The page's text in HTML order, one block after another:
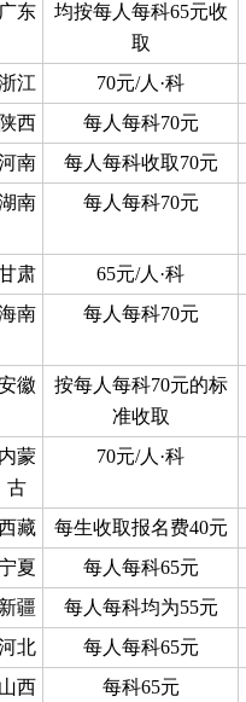
广东
均按每人每科65元收
取
江 70元/人·科
陕西
每人每科70元
南
每人每科收取70元
南
每人每科70元
肃
65元/人·科
南
每人每科70元
徽
按每人每科70元的标
准收取
内蒙
古
70元/人·科
藏 每生收取报名费40元
夏
每人每科65元
新疆
每人每科均为55元
北
每人每科65元
山西
每科65元